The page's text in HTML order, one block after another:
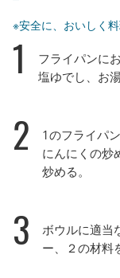
※安全に、おいしく
1
フライパンに
塩ゆでし、お
2
1のフライパ
にんにくの炒
炒める。
3
ボウルに適当
ー、２の材料